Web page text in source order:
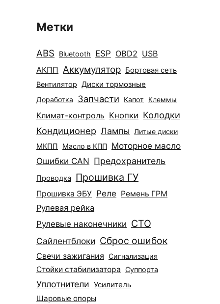
Метки
ABS Bluetooth ESP OBD2 USB
АКПП Аккумулятор Бортовая сеть
Вентилятор Диски тормозные
Доработка Запчасти Капот Клеммы
Климат-контроль Кнопки Колодки
Кондиционер Лампы Литые диски
МКПП Масло в КПП
Моторное масло
Ошибки CAN Предохранитель
Проводка Прошивка ГУ
Прошивка ЭБУ Реле Ремень ГРМ
Рулевая рейка
Рулевые наконечники СТО
Сайлентблоки Сброс ошибок
Свечи зажигания Сигнализация
Стойки стабилизатора Суппорта
Уплотнители Усилитель
Шаровые опоры